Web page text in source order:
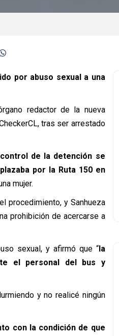
por abuso sexual a una
redactor de la nueva
tras ser arrestado
de la detención se
por la Ruta 150 en
mujer.
procedimiento, y Sanhueza
prohibición de acercarse a
sexual, y afirmó que “la
el personal del bus y
y no realicé ningún
con la condición de que